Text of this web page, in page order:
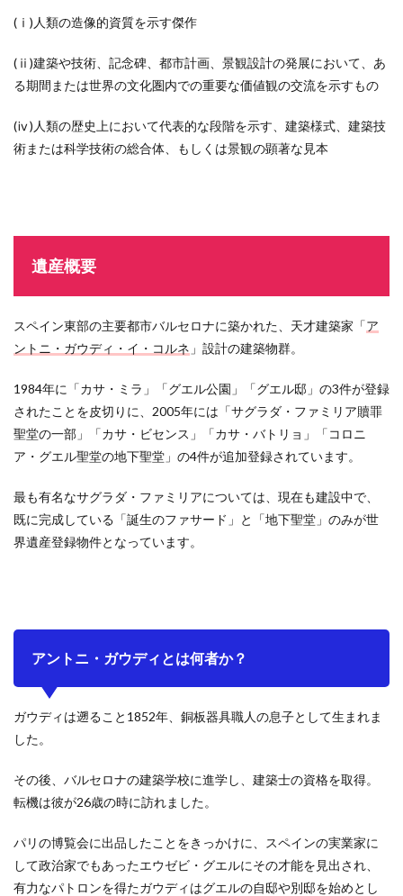
ト
ガウ
ディ
の作
群
ファ
ア贖
堂
2.2
グエ
2.3
サ・
ミラ
カ
サ・
バト
リョ
ビセ
グエ
ル邸
ニ
ア・
グエ
会
2.8
カ
(ⅰ)人類の造像的資質を示す傑作
(ⅱ)建築や技術、記念碑、都市計画、景観設計の発展において、あ
る期間または世界の文化圏内での重要な価値観の交流を示すもの
(ⅳ)人類の歴史上において代表的な段階を示す、建築様式、建築技
術または科学技術の総合体、もしくは景観の顕著な見本
遺産概要
スペイン東部の主要都市バルセロナに築かれた、天才建築家「ア
ントニ・ガウディ・イ・コルネ 」設計の建築物群。
1984年に「カサ・ミラ」「グエル公園」「グエル邸」の3件が登録
されたことを皮切りに、2005年には「サグラダ・ファミリア贖罪
聖堂の一部」「カサ・ビセンス」「カサ・バトリョ」「コロニ
ア・グエル聖堂の地下聖堂」の4件が追加登録されています。
最も有名なサグラダ・ファミリアについては、現在も建設中で、
既に完成している「誕生のファサード」と「地下聖堂」のみが世
界遺産登録物件となっています。
アントニ・ガウディとは何者か？
ガウディは遡ること1852年、銅板器具職人の息子として生まれま
した。
その後、バルセロナの建築学校に進学し、建築士の資格を取得。
転機は彼が26歳の時に訪れました。
パリの博覧会に出品したことをきっかけに、スペインの実業家に
して政治家でもあったエウゼビ・グエルにその才能を見出され、
有力なパトロンを得たガウディはグエルの自邸や別邸を始めとし